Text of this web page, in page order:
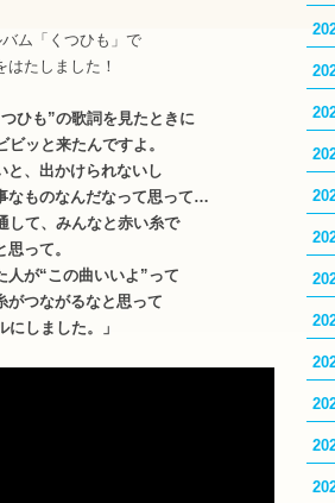
ム「くつひも」で
はたしました！
ひも”の歌詞を見たときに
ッと来たんですよ。
と、出かけられないし
なものなんだなって思って…
して、みんなと赤い糸で
って。
人が“この曲いいよ”って
がつながるなと思って
しました。」